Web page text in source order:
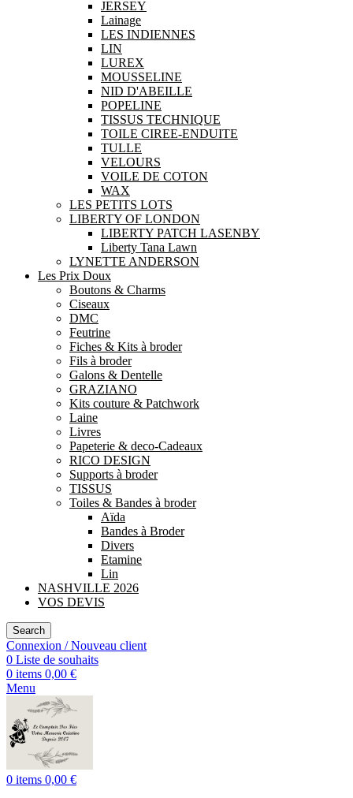
JERSEY
Lainage
LES INDIENNES
LIN
LUREX
MOUSSELINE
NID D'ABEILLE
POPELINE
TISSUS TECHNIQUE
TOILE CIREE-ENDUITE
TULLE
VELOURS
VOILE DE COTON
WAX
LES PETITS LOTS
LIBERTY OF LONDON
LIBERTY PATCH LASENBY
Liberty Tana Lawn
LYNETTE ANDERSON
Les Prix Doux
Boutons & Charms
Ciseaux
DMC
Feutrine
Fiches & Kits à broder
Fils à broder
Galons & Dentelle
GRAZIANO
Kits couture & Patchwork
Laine
Livres
Papeterie & deco-Cadeaux
RICO DESIGN
Supports à broder
TISSUS
Toiles & Bandes à broder
Aïda
Bandes à Broder
Divers
Etamine
Lin
NASHVILLE 2026
VOS DEVIS
Search
Connexion / Nouveau client
0 Liste de souhaits
0 items 0,00 €
Menu
0 items 0,00 €